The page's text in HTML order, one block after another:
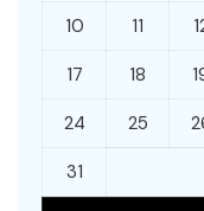
10 11
17 18
24 25
31